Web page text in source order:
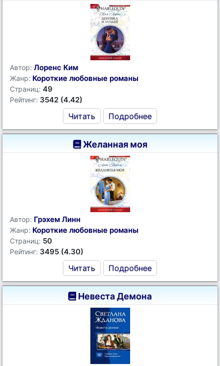
Автор: Лоренс Ким
Жанр: Короткие любовные романы
Страниц: 49
Рейтинг: 3542 (4.42)
Читать Подробнее
Желанная моя
Автор: Грэхем Линн
Жанр: Короткие любовные романы
Страниц: 50
Рейтинг: 3495 (4.30)
Читать Подробнее
Невеста Демона